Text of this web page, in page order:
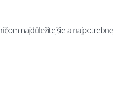
najdôležitejšie a